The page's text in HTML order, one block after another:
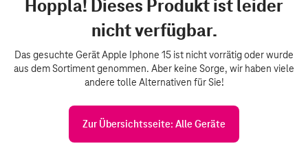
Hoppla! Dieses Produkt ist leider
nicht verfügbar.
Das gesuchte Gerät Apple Iphone 15 ist nicht vorrätig oder wurde
aus dem Sortiment genommen. Aber keine Sorge, wir haben viele
andere tolle Alternativen für Sie!
Zur Übersichtsseite: Alle Geräte